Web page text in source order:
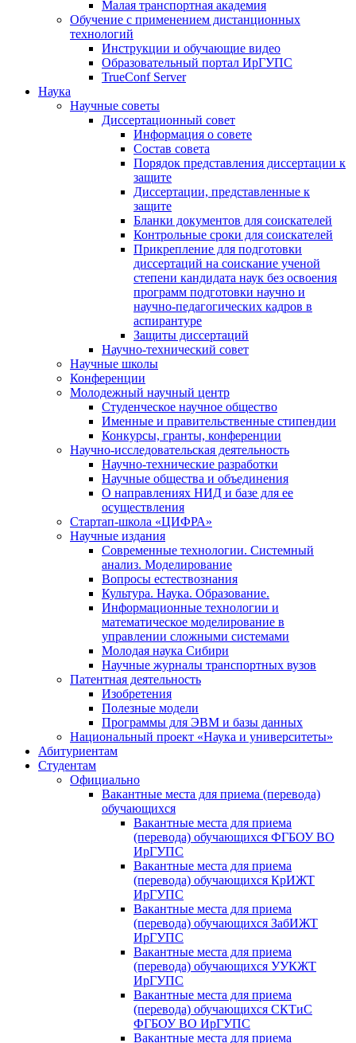
Малая транспортная академия
Обучение с применением дистанционных
технологий
Инструкции и обучающие видео
Образовательный портал ИрГУПС
TrueConf Server
Наука
Научные советы
Диссертационный совет
Информация о совете
Состав совета
Порядок представления диссертации к
защите
Диссертации, представленные к
защите
Бланки документов для соискателей
Контрольные сроки для соискателей
Прикрепление для подготовки
диссертаций на соискание ученой
степени кандидата наук без освоения
программ подготовки научно и
научно-педагогических кадров в
аспирантуре
Защиты диссертаций
Научно-технический совет
Научные школы
Конференции
Молодежный научный центр
Студенческое научное общество
Именные и правительственные стипендии
Конкурсы, гранты, конференции
Научно-исследовательская деятельность
Научно-технические разработки
Научные общества и объединения
О направлениях НИД и базе для ее
осуществления
Стартап-школа «ЦИФРА»
Научные издания
Современные технологии. Системный
анализ. Моделирование
Вопросы естествознания
Культура. Наука. Образование.
Информационные технологии и
математическое моделирование в
управлении сложными системами
Молодая наука Сибири
Научные журналы транспортных вузов
Патентная деятельность
Изобретения
Полезные модели
Программы для ЭВМ и базы данных
Национальный проект «Наука и университеты»
Абитуриентам
Студентам
Официально
Вакантные места для приема (перевода)
обучающихся
Вакантные места для приема
(перевода) обучающихся ФГБОУ ВО
ИрГУПС
Вакантные места для приема
(перевода) обучающихся КрИЖТ
ИрГУПС
Вакантные места для приема
(перевода) обучающихся ЗабИЖТ
ИрГУПС
Вакантные места для приема
(перевода) обучающихся УУКЖТ
ИрГУПС
Вакантные места для приема
(перевода) обучающихся СКТиС
ФГБОУ ВО ИрГУПС
Вакантные места для приема